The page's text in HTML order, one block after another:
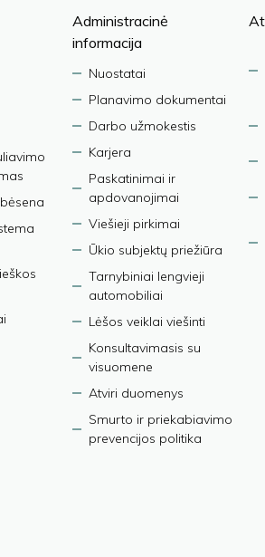
Administracinė
informacija
Nuostatai
Planavimo dokumentai
Darbo užmokestis
Karjera
Paskatinimai ir
apdovanojimai
Viešieji pirkimai
Ūkio subjektų priežiūra
Tarnybiniai lengvieji
automobiliai
Lėšos veiklai viešinti
Konsultavimasis su
visuomene
Atviri duomenys
Smurto ir priekabiavimo
prevencijos politika